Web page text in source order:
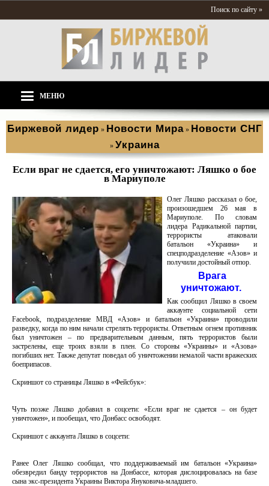
Поиск по сайту »
МЕНЮ
Биржевой лидер » Новости Мира » Новости СНГ
» Украина
Если враг не сдается, его уничтожают: Ляшко о бое
в Мариуполе
Олег Ляшко рассказал о бое,
произошедшем 26 мая в
Мариуполе. По словам
лидера Радикальной партии,
террористы атаковали
батальон «Украина» и
спецподразделение «Азов» и
получили достойный отпор.
Врага
уничтожают.
Как сообщил Ляшко в своем
аккаунте социальной сети
Facebook, подразделение МВД «Азов» и батальон «Украина» проводили
разведку, когда по ним начали стрелять террористы. Ответным огнем противник
был уничтожен – по предварительным данным, пять террористов были
застрелены, еще троих взяли в плен. Со стороны «Украины» и «Азова»
погибших нет. Также депутат поведал об уничтожении немалой части вражеских
боеприпасов.
Скриншот со страницы Ляшко в «Фейсбук»:
Чуть позже Ляшко добавил в соцсети: «Если враг не сдается – он будет
уничтожен», и пообещал, что Донбасс освободят.
Скриншот с аккаунта Ляшко в соцсети:
Ранее Олег Ляшко сообщал, что поддерживаемый им батальон «Украина»
обезвредил банду террористов на Донбассе, которая дислоцировалась на базе
сына экс-президента Украины Виктора Януковича-младшего.